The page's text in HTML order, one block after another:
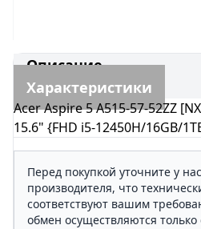
Описание
Характеристики
Acer Aspire 5 A515-57-52ZZ
15.6" {FHD i5-12450H/16GB/
Перед покупкой уточните у
производителя, что
соответствуют вашим
обмен осуществляются